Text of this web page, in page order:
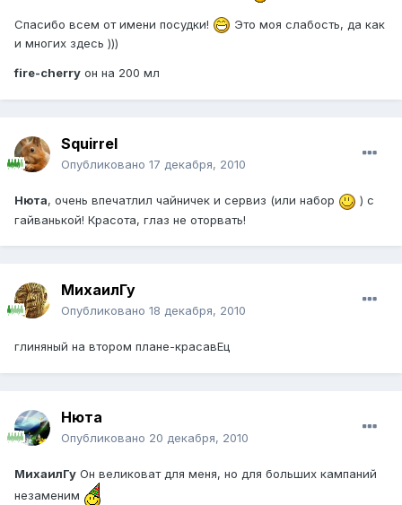
Спасибо всем от имени посудки!
Это моя слабость, да как
и многих здесь )))
fire-cherry он на 200 мл
Squirrel
Опубликовано 17 декабря, 2010
Нюта, очень впечатлил чайничек и сервиз (или набор
) с
гайванькой! Красота, глаз не оторвать!
МихаилГу
Опубликовано 18 декабря, 2010
глиняный на втором плане-красавЕц
Нюта
Опубликовано 20 декабря, 2010
МихаилГу Он великоват для меня, но для больших кампаний
незаменим